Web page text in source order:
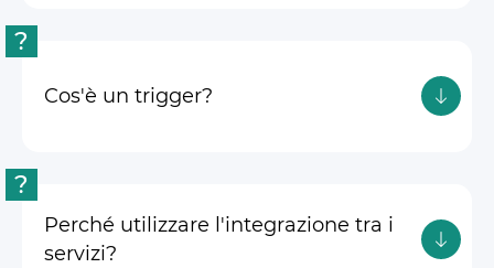
?
Cos'è un trigger?
?
Perché utilizzare l'integrazione tra i
servizi?